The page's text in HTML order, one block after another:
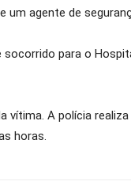
agente de
para o
A polícia
horas.